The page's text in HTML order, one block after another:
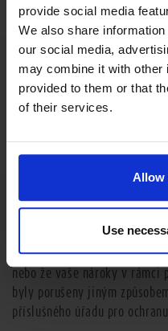
provide social media
We also share
our social media,
may combine it with other
provided to them or that
of their services.
Allow
Use
před doručením odvolání
Předávání osobních údajů
zpracování dat však může
jiným společnostem skupiny
provedeno. Osobní údaje
dopisu bez předepsané
na určitý účel, který uvedete
Pokud jste toho názoru, že
svoje povinnosti vyplývající
nebo že vaše nároky v rámci
byly porušeny jiným
příslušného úřadu pro